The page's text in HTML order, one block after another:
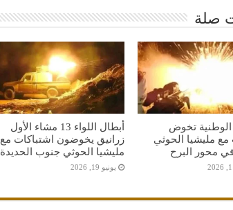
صلة
الوطنية تخوض
مع مليشيا الحوثي
في محور البرح
أبطال اللواء 13 مشاء الأول
زرانيق يخوضون اشتباكات مع
مليشيا الحوثي جنوب الحديدة
يونيو 19, 2026